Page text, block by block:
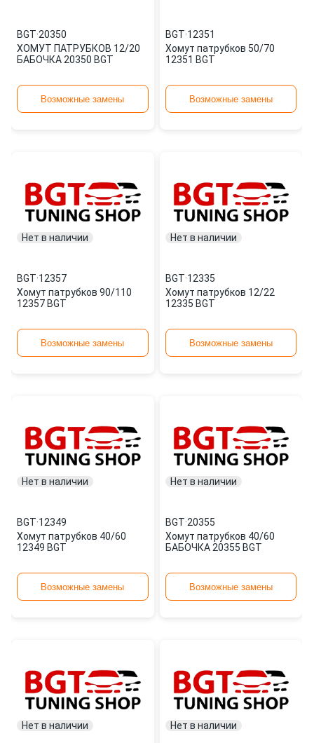
BGT·20350
ХОМУТ ПАТРУБКОВ 12/20
БАБОЧКА 20350 BGT
Возможные замены
BGT·12351
Хомут патрубков 50/70
12351 BGT
Возможные замены
Нет в наличии
BGT·12357
Хомут патрубков 90/110
12357 BGT
Возможные замены
Нет в наличии
BGT·12335
Хомут патрубков 12/22
12335 BGT
Возможные замены
Нет в наличии
BGT·12349
Хомут патрубков 40/60
12349 BGT
Возможные замены
Нет в наличии
BGT·20355
Хомут патрубков 40/60
БАБОЧКА 20355 BGT
Возможные замены
Нет в наличии Нет в наличии